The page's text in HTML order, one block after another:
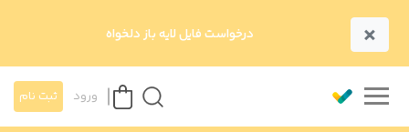
× درخواست فایل لایه باز دلخواه
ورود ثبت نام